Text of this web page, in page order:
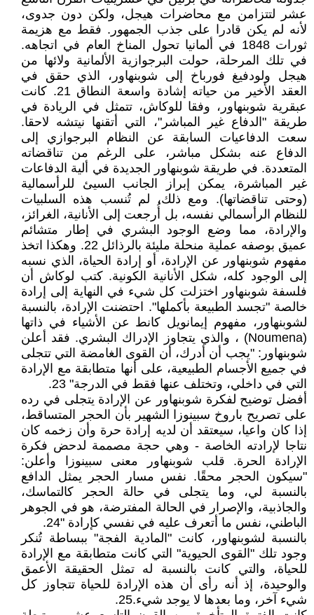
عشر لتتزامن مع محاضرات هيجل، ولكن دون جدوى،
لأنه لم يكن قادرا على جذب الجمهور. فقط مع هزيمة
ثورات 1848 في ألمانيا تحول المناخ العام في اتجاهه.
في تلك المرحلة، حولت البرجوازية الألمانية ولائها من
هيجل ولودفيغ فورباخ إلى شوبنهاور، الذي حقق في
العقد الأخير من حياته إشادة واسعة النطاق 21. كانت
عبقرية شوبنهاور، وفقا للوكاش، تتمثل في الريادة في
طريقة "الدفاع غير المباشر"، التي أتقنها نيتشه لاحقا.
سعت الدفاعيات السابقة عن النظام البرجوازي إلى
الدفاع عنه بشكل مباشر، على الرغم من تناقضاته
المتعددة. في طريقة شوبنهاور الجديدة في ألية الدفاعات
غير المباشرة، يمكن إبراز الجانب السيئ للرأسمالية
(وحتى تناقضاتها). ومع ذلك، لم تُنسب هذه السلبيات
للنظام الرأسمالي نفسه، بل أُرجعت إلى الأنانية، الغرائز،
والإرادة، مما وضع الوجود البشري في إطار متشائم
عميق بوصفه عملية منحلة مليئة بالرذائل 22. وهكذا اتخذ
مفهوم شوبنهاور عن الإرادة، أو إرادة الحياة، الذي نسبه
إلى الوجود كله، شكل الأنانية الكونية. كتب لوكاش أن
فلسفة شوبنهاور اختزلت كل شيء في النهاية إلى إرادة
خالصة "تجسد الطبيعة بأكملها". احتضنت الإرادة، بالنسبة
لشوبنهاور، مفهوم إيمانويل كانط عن الأشياء في ذاتها
(Noumena) ، والذي يتجاوز الإدراك البشري. فقد أعلن
شوبنهاور: "يجب أن أدرك، أن القوى الغامضة التي تتجلى
في جميع الأجسام الطبيعية، على أنها متطابقة مع الإرادة
التي في داخلي، وتختلف عنها فقط في الدرجة" 23.
أفضل توضيح لفكرة شوبنهاور عن الإرادة يتجلى في رده
على تصريح باروخ سبينوزا الشهير بأن الحجر المتساقط،
إذا كان واعيا، سيعتقد أن لديه إرادة حرة وأن زخمه كان
نتاجا لإرادته الخاصة - وهي حجة مصممة لدحض فكرة
الإرادة الحرة. قلب شوبنهاور معنى سبينوزا وأعلن:
"سيكون الحجر محقًا. نفس مسار الحجر يمثل الدافع
بالنسبة لي، وما يتجلى في حالة الحجر كالتماسك،
والجاذبية، والإصرار في الحالة المفترضة، هو في الجوهر
الباطني، نفس ما أتعرف عليه في نفسي كإرادة "24.
بالنسبة لشوبنهاور، كانت "المادية الفجة" ببساطة تُنكر
وجود تلك "القوى الحيوية" التي كانت متطابقة مع الإرادة
للحياة، والتي كانت بالنسبة له تمثل الحقيقة الأعمق
والوحيدة، إذ أنه رأى أن هذه الإرادة للحياة تتجاوز كل
شيء آخر، وما بعدها لا يوجد شيء.25.